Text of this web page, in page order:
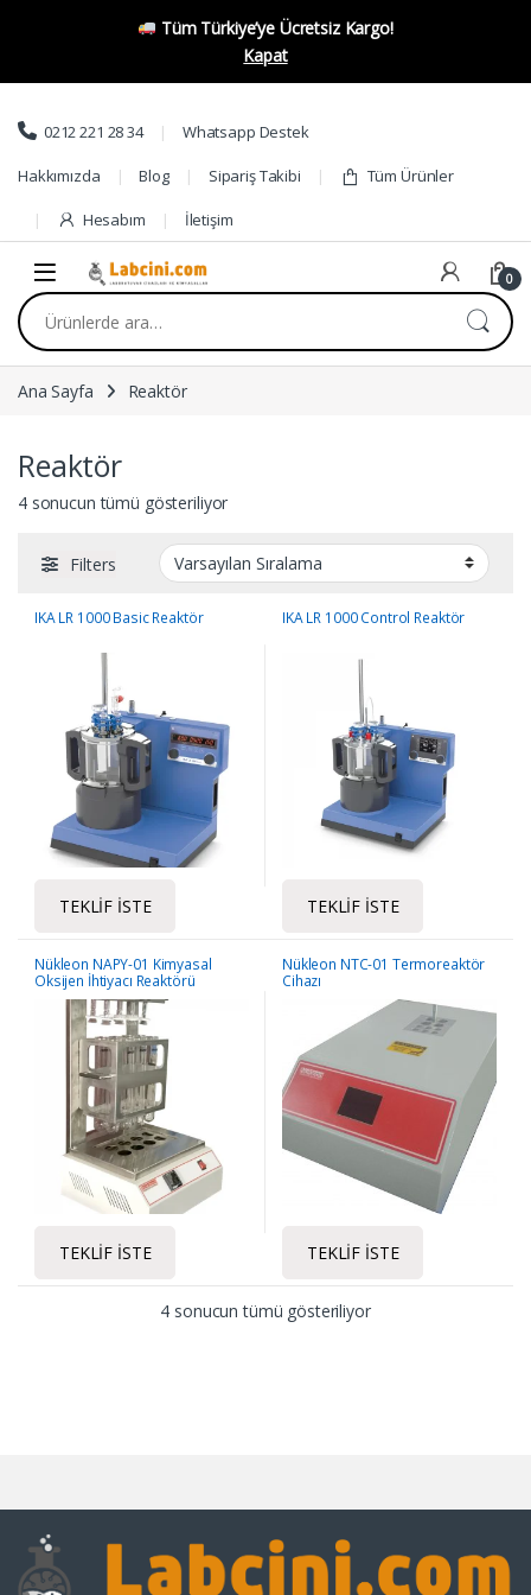
Tüm Türkiye’ye Ücretsiz Kargo!
Kapat
Skip to navigation
Skip to content
0212 221 28 34 Whatsapp Destek
Hakkımızda Blog Sipariş Takibi Tüm Ürünler
Hesabım İletişim
0
Ara:
Ana Sayfa Reaktör
Reaktör
4 sonucun tümü gösteriliyor
Filters
IKA LR 1000 Basic Reaktör
TEKLIF İSTE
IKA LR 1000 Control Reaktör
TEKLIF İSTE
Nükleon NAPY-01 Kimyasal
Oksijen İhtiyacı Reaktörü
TEKLIF İSTE
Nükleon NTC-01 Termoreaktör
Cihazı
TEKLIF İSTE
4 sonucun tümü gösteriliyor